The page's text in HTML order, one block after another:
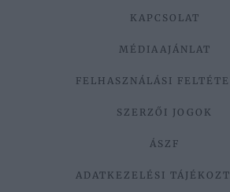
KAPCSOLAT
MÉDIAAJÁNLAT
FELHASZNÁLÁSI
SZERZŐI JOGOK
ÁSZF
ADATKEZELÉSI